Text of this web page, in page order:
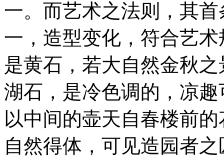
一。而艺术之法则，其
一，造型变化，符合艺术
是黄石，若大自然金秋
湖石，是冷色调的，凉
以中间的壶天自春楼前
自然得体，可见造园者